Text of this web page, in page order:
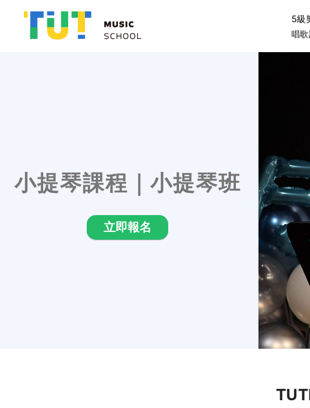
5級
唱
樂理課程按皇家音樂學院樂理
授重點和應對考試策略重
小提琴課程｜小提琴班
立即報名
TUTMusic School 的
小提琴老師簡介 - 司徒宛昀
小提琴老師簡介 - 林汶熹
小提琴老師簡介 - 薛皓名